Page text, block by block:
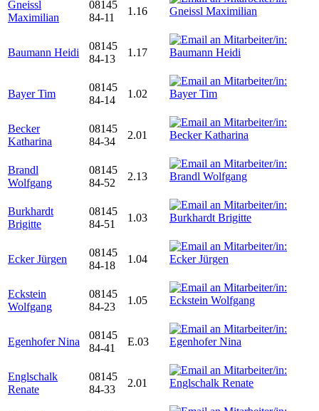
Gneissl
Maximilian
08145
84-11
1.16
Baumann Heidi
08145
84-13
1.17
Bayer Tim
08145
84-14
1.02
Becker
Katharina
08145
84-34
2.01
Brandl
Wolfgang
08145
84-52
2.13
Burkhardt
Brigitte
08145
84-51
1.03
Ecker Jürgen
08145
84-18
1.04
Eckstein
Wolfgang
08145
84-23
1.05
Egenhofer Nina
08145
84-41
E.03
Englschalk
Renate
08145
84-33
2.01